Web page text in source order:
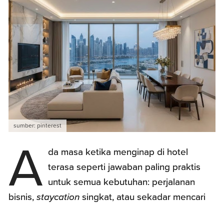
sumber: pinterest
A da masa ketika menginap di hotel
terasa seperti jawaban paling praktis
untuk semua kebutuhan: perjalanan
bisnis,staycation singkat, atau sekadar mencari